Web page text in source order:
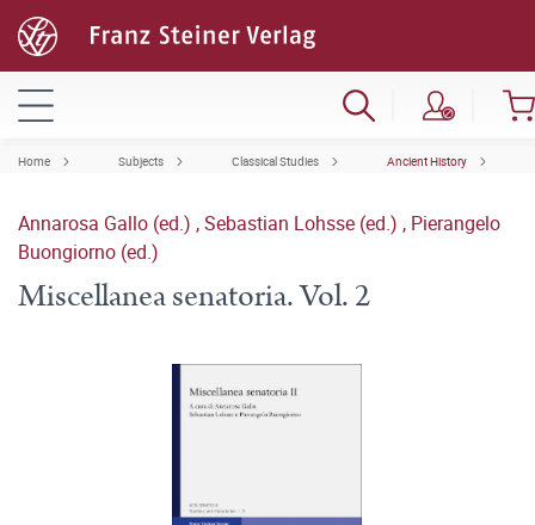
Home Subjects Classical Studies Ancient History
Annarosa Gallo (ed.) ,Sebastian Lohsse (ed.) , Pierangelo
Buongiorno (ed.)
Miscellanea senatoria. Vol. 2